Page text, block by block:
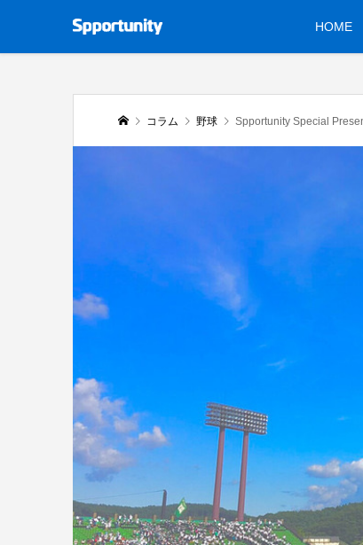
HOME
コラム 野球 Spportunity Special